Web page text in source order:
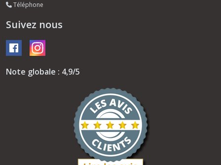
Téléphone
Suivez nous
Note globale : 4,9/5